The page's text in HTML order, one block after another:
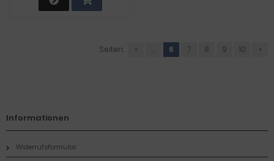
Seiten: « ... 6 7 8 9 10 »
Informationen
Widerrufsformular